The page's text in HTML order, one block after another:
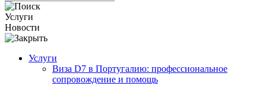
Услуги
Новости
Услуги
Виза D7 в Португалию: профессиональное
сопровождение и помощь